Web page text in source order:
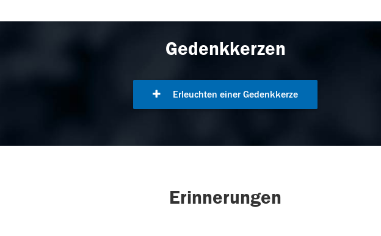
Gedenkkerzen
Erleuchten einer Gedenkkerze
Erinnerungen